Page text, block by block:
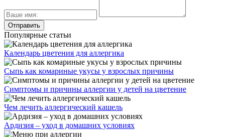
Популярные статьи
Календарь цветения для аллергика
Сыпь как комариные укусы у взрослых причины
Симптомы и причины аллергии у детей на цветение
Чем лечить аллергический кашель
Ардизия – уход в домашних условиях